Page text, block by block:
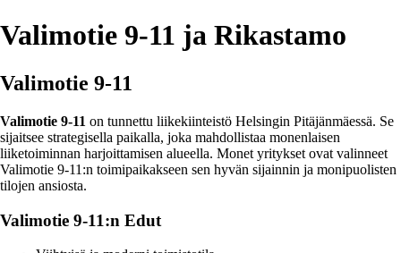
Valimotie 9-11 ja Rikastamo
Valimotie 9-11
Valimotie 9-11 on tunnettu liikekiinteistö Helsingin Pitäjänmäessä. Se
sijaitsee strategisella paikalla, joka mahdollistaa monenlaisen
liiketoiminnan harjoittamisen alueella. Monet yritykset ovat valinneet
Valimotie 9-11:n toimipaikakseen sen hyvän sijainnin ja monipuolisten
tilojen ansiosta.
Valimotie 9-11:n Edut